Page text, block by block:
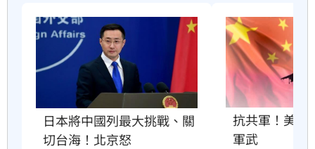
日本將中國列最大挑戰、關
切台海！北京怒
抗共軍！美國
軍武